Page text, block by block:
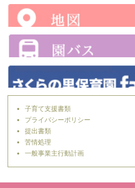
子育て支援書類
プライバシーポリシー
提出書類
苦情処理
一般事業主行動計画